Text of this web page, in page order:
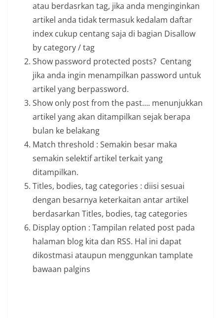
atau berdasrkan tag, jika anda menginginkan
artikel anda tidak termasuk kedalam daftar
index cukup centang saja di bagian Disallow
by category / tag
Show password protected posts? Centang
jika anda ingin menampilkan password untuk
artikel yang berpassword.
Show only post from the past…. menunjukkan
artikel yang akan ditampilkan sejak berapa
bulan ke belakang
Match threshold : Semakin besar maka
semakin selektif artikel terkait yang
ditampilkan.
Titles, bodies, tag categories : diisi sesuai
dengan besarnya keterkaitan antar artikel
berdasarkan Titles, bodies, tag categories
Display option : Tampilan related post pada
halaman blog kita dan RSS. Hal ini dapat
dikostmasi ataupun menggunkan tamplate
bawaan palgins